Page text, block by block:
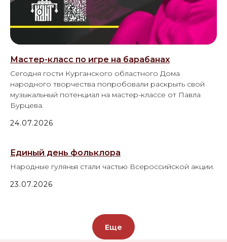
Мастер-класс по игре на барабанах
Сегодня гости Курганского областного Дома
народного творчества попробовали раскрыть свой
музыкальный потенциал на мастер-классе от Павла
Бурцева.
24.07.2026
Единый день фольклора
Народные гулянья стали частью Всероссийской акции.
23.07.2026
Еще